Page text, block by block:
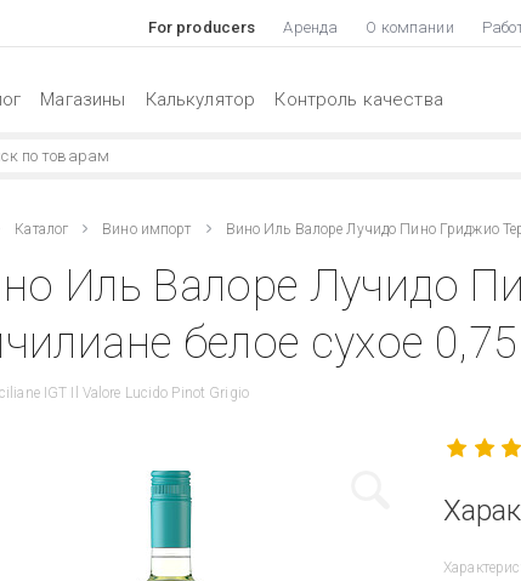
For producers Аренда О компании
Магазины Калькулятор Контроль качества
Каталог Вино импорт Вино Иль Валоре Лучидо Пино Гриджио
Иль Валоре Лучидо
белое сухое
IGT Il Valore Lucido Pinot Grigio